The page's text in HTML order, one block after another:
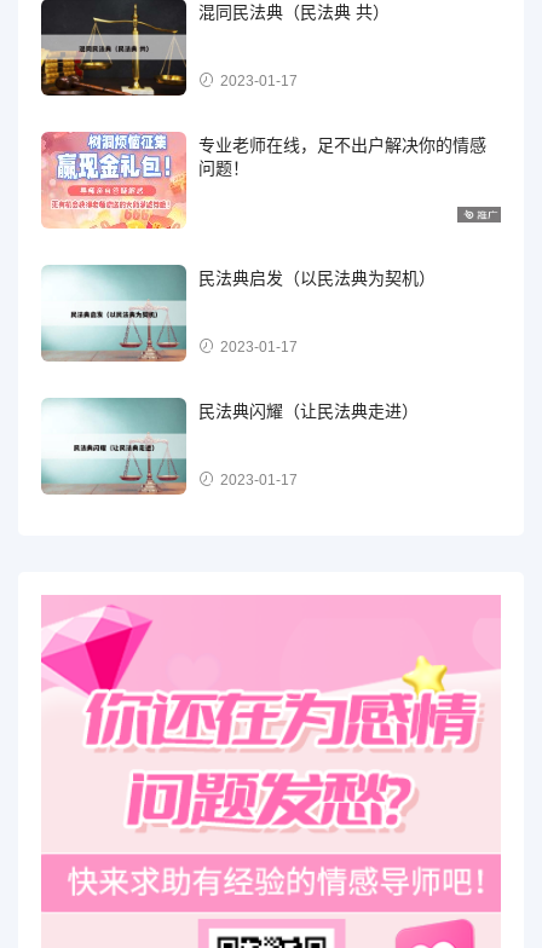
混同民法典（民法典 共）
2023-01-17
专业老师在线，足不出户解决你的情感
问题！
民法典启发（以民法典为契机）
2023-01-17
民法典闪耀（让民法典走进）
2023-01-17